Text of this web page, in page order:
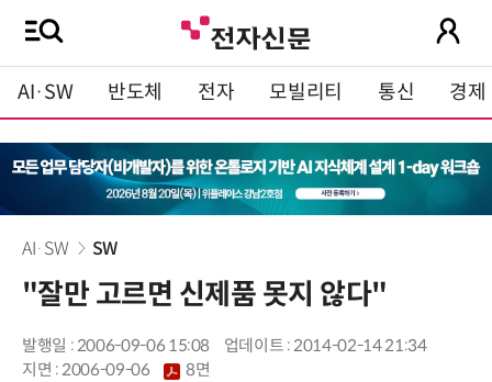
AI·SW 반도체 전자 모빌리티 통신 경제
AI·SW SW
"잘만 고르면 신제품 못지 않다"
발행일 : 2006-09-06 15:08
업데이트 : 2014-02-14 21:34
지면 :2006-09-06 8면